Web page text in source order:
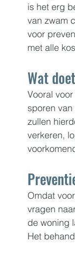
is het erg
van zwam
voor
met alle
Wat
Vooral
sporen
zullen
verkeren,
Omdat
vragen
de woning
Het